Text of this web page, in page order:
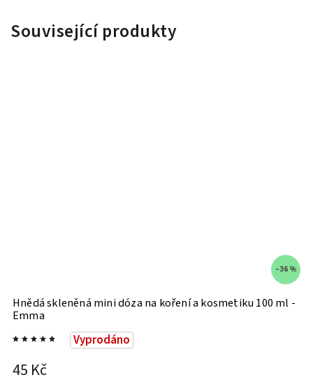
Související produkty
–36 %
Hnědá skleněná mini dóza na koření a kosmetiku 100 ml -
Emma
Vyprodáno
45 Kč